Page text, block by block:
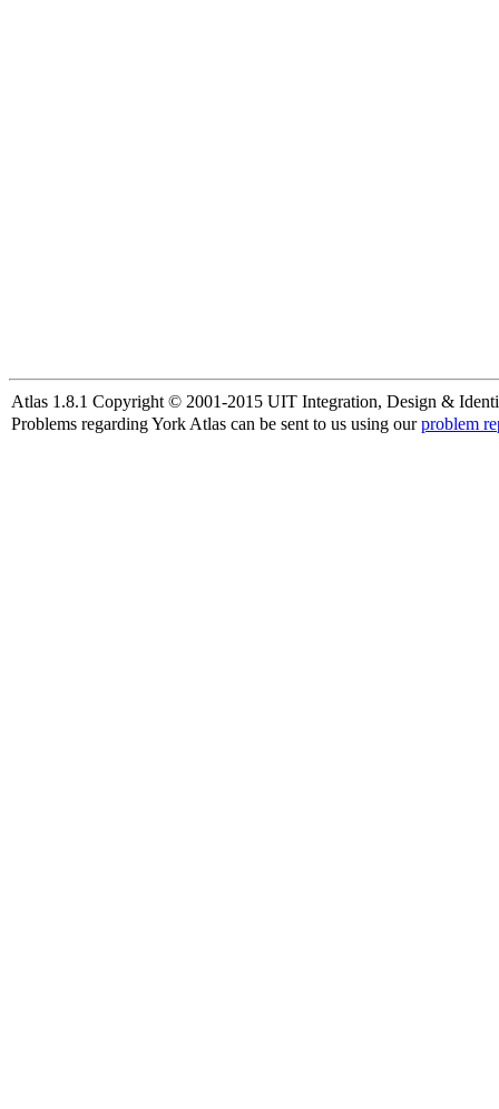
Atlas 1.8.1 Copyright © 2001-2015 UIT Integration, Design &
Problems regarding York Atlas can be sent to us using ourproblem